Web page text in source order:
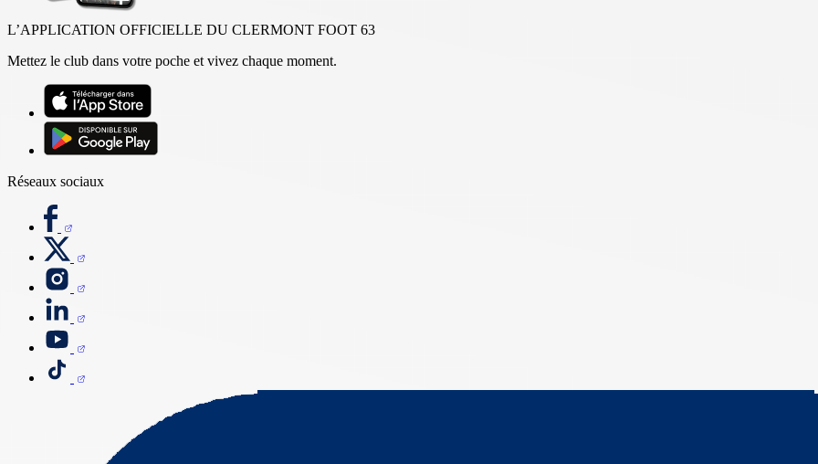
L’APPLICATION OFFICIELLE DU CLERMONT FOOT 63
Mettez le club dans votre poche et vivez chaque moment.
Réseaux sociaux